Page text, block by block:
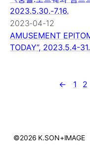
2023.5.30.-7.16.
2023-04-12
AMUSEMENT
TODAY”, 2023.5.4-31.
← 1 2
©2026 K.SON+IMAGE